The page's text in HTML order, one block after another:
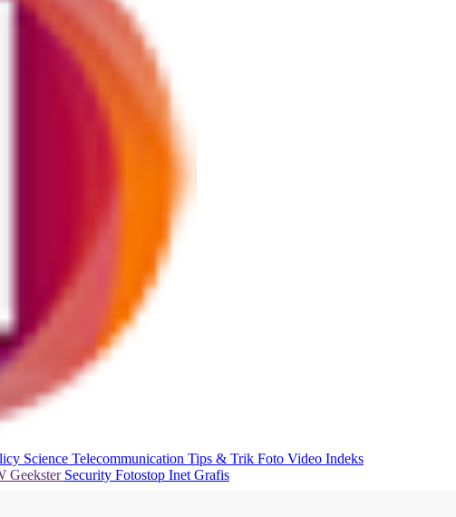
Science Telecommunication Tips & Trik Foto Video Indeks
Geekster Security Fotostop Inet Grafis